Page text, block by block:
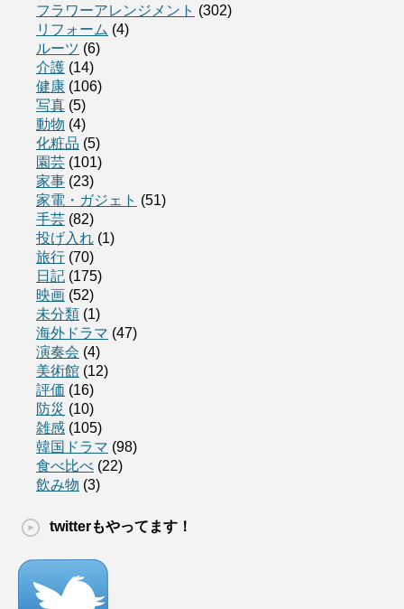
フラワーアレンジメント (302)
リフォーム (4)
ルーツ (6)
介護 (14)
健康 (106)
写真 (5)
動物 (4)
化粧品 (5)
園芸 (101)
家事 (23)
家電・ガジェト (51)
手芸 (82)
投げ入れ (1)
旅行 (70)
日記 (175)
映画 (52)
未分類 (1)
海外ドラマ (47)
演奏会 (4)
美術館 (12)
評価 (16)
防災 (10)
雑感 (105)
韓国ドラマ (98)
食べ比べ (22)
飲み物 (3)
twitterもやってます！